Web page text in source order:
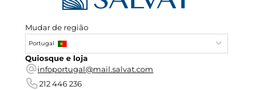
Mudar de região
Portugal
Quiosque e loja
infoportugal@mail.salvat.com
212 446 236